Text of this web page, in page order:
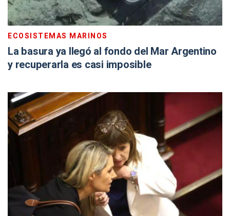
ECOSISTEMAS MARINOS
La basura ya llegó al fondo del Mar Argentino
y recuperarla es casi imposible